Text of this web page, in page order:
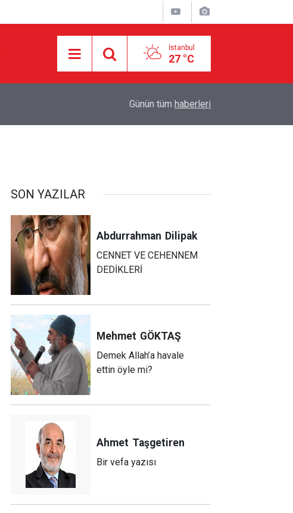
İstanbul
27 °C
Makale: Muhasara İçindeki Topraklarda Aşk.
Günün tüm haberleri
SON YAZILAR
Abdurrahman Dilipak
CENNET VE CEHENNEM
DEDİKLERİ
Mehmet GÖKTAŞ
Demek Allah’a havale
ettin öyle mi?
Ahmet Taşgetiren
Bir vefa yazısı